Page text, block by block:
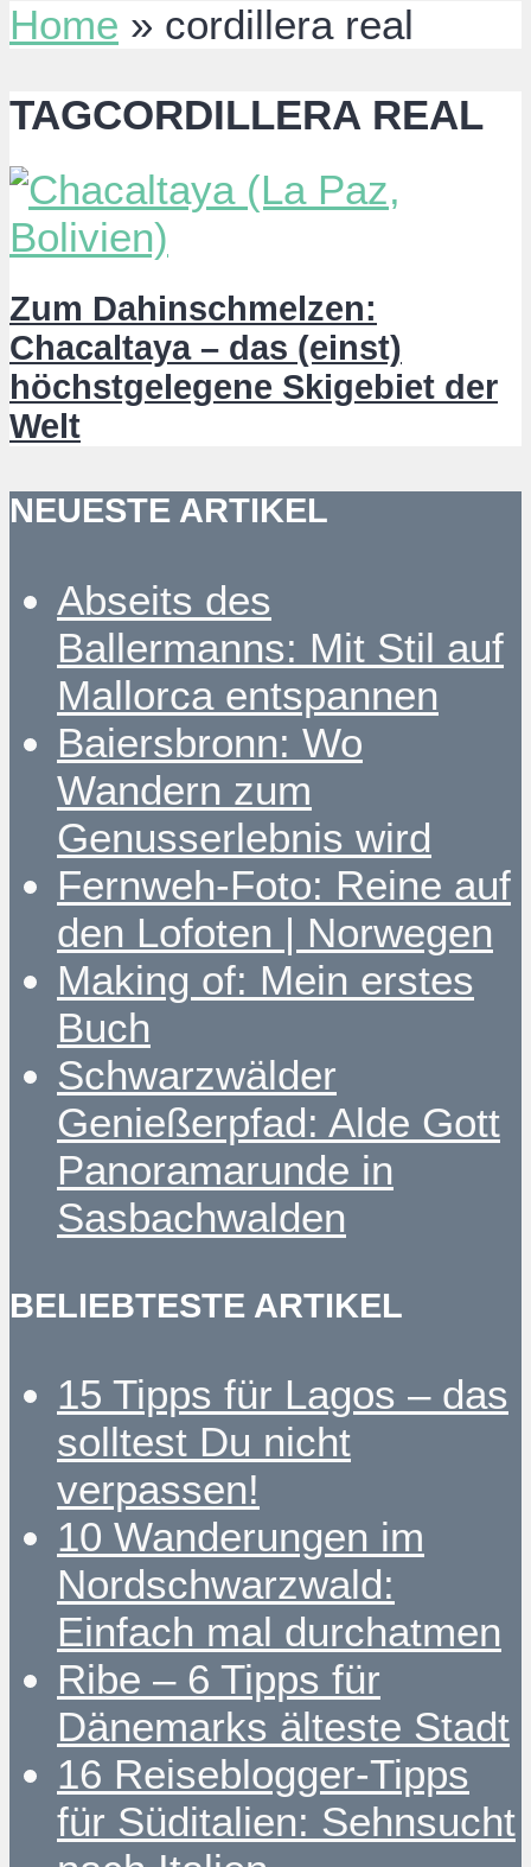
Home » cordillera real
TAGCORDILLERA REAL
Zum Dahinschmelzen:
Chacaltaya – das (einst)
höchstgelegene Skigebiet der
Welt
NEUESTE ARTIKEL
Abseits des
Ballermanns: Mit Stil auf
Mallorca entspannen
Baiersbronn: Wo
Wandern zum
Genusserlebnis wird
Fernweh-Foto: Reine auf
den Lofoten | Norwegen
Making of: Mein erstes
Buch
Schwarzwälder
Genießerpfad: Alde Gott
Panoramarunde in
Sasbachwalden
BELIEBTESTE ARTIKEL
15 Tipps für Lagos – das
solltest Du nicht
verpassen!
10 Wanderungen im
Nordschwarzwald:
Einfach mal durchatmen
Ribe – 6 Tipps für
Dänemarks älteste Stadt
16 Reiseblogger-Tipps
für Süditalien: Sehnsucht